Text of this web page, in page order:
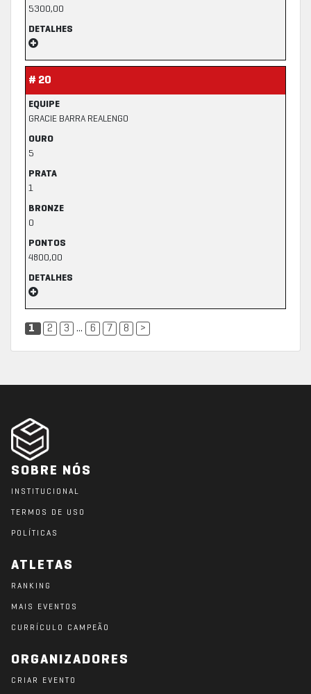
5300,00
DETALHES
# 20
EQUIPE
GRACIE BARRA REALENGO
OURO
5
PRATA
1
BRONZE
0
PONTOS
4800,00
DETALHES
1 2 3 ... 6 7 8 >
SOBRE NÓS
INSTITUCIONAL
TERMOS DE USO
POLÍTICAS
ATLETAS
RANKING
MAIS EVENTOS
CURRÍCULO CAMPEÃO
ORGANIZADORES
CRIAR EVENTO